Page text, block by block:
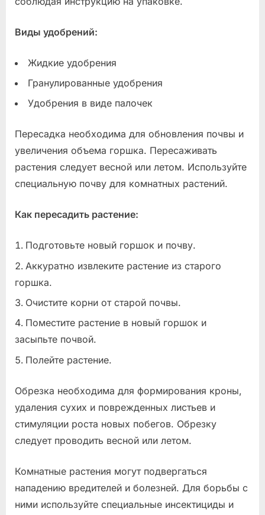
Виды удобрений:
Жидкие удобрения
Гранулированные удобрения
Удобрения в виде палочек
Пересадка необходима для обновления почвы и
увеличения объема горшка. Пересаживать
растения следует весной или летом. Используйте
специальную почву для комнатных растений.
Как пересадить растение:
Подготовьте новый горшок и почву.
Аккуратно извлеките растение из старого
горшка.
Очистите корни от старой почвы.
Поместите растение в новый горшок и
засыпьте почвой.
Полейте растение.
Обрезка необходима для формирования кроны,
удаления сухих и поврежденных листьев и
стимуляции роста новых побегов. Обрезку
следует проводить весной или летом.
Комнатные растения могут подвергаться
нападению вредителей и болезней. Для борьбы с
ними используйте специальные инсектициды и